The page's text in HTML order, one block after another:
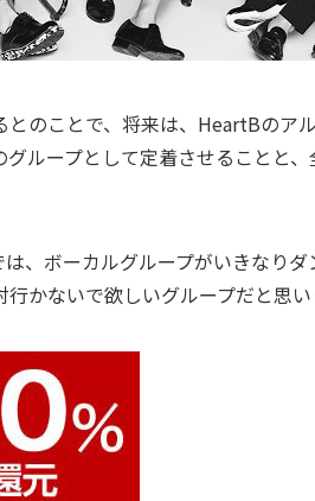
とのことで、将来は、HeartBのア
ループとして定着させることと
は、ボーカルグループがいきなり
かないで欲しいグループだと思い